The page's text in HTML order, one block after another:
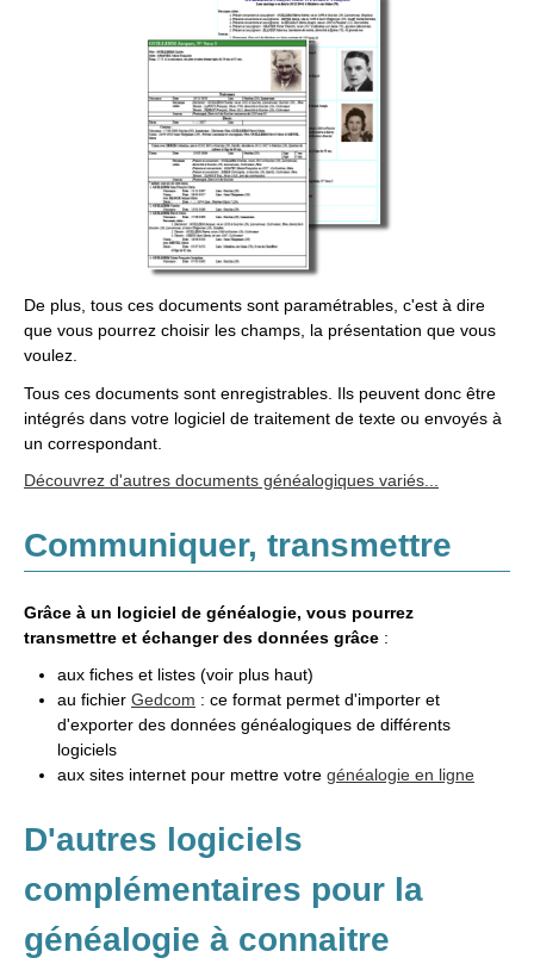
De plus, tous ces documents sont paramétrables, c'est à dire
que vous pourrez choisir les champs, la présentation que vous
voulez.
Tous ces documents sont enregistrables. Ils peuvent donc être
intégrés dans votre logiciel de traitement de texte ou envoyés à
un correspondant.
Découvrez d'autres documents généalogiques variés...
Communiquer, transmettre
Grâce à un logiciel de généalogie, vous pourrez
transmettre et échanger des données grâce :
aux fiches et listes (voir plus haut)
au fichier Gedcom : ce format permet d'importer et
d'exporter des données généalogiques de différents
logiciels
aux sites internet pour mettre votre généalogie en ligne
D'autres logiciels
complémentaires pour la
généalogie à connaitre